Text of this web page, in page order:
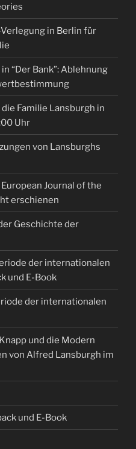
in Berlin für
“Der Bank”: Ablehnung
Familie Lansburgh in
Uhr
von Lansburghs
Journal of the
erschienen
Geschichte der
der internationalen
und E-Book
der internationalen
und die Modern
von Alfred Lansburgh im
und E-Book